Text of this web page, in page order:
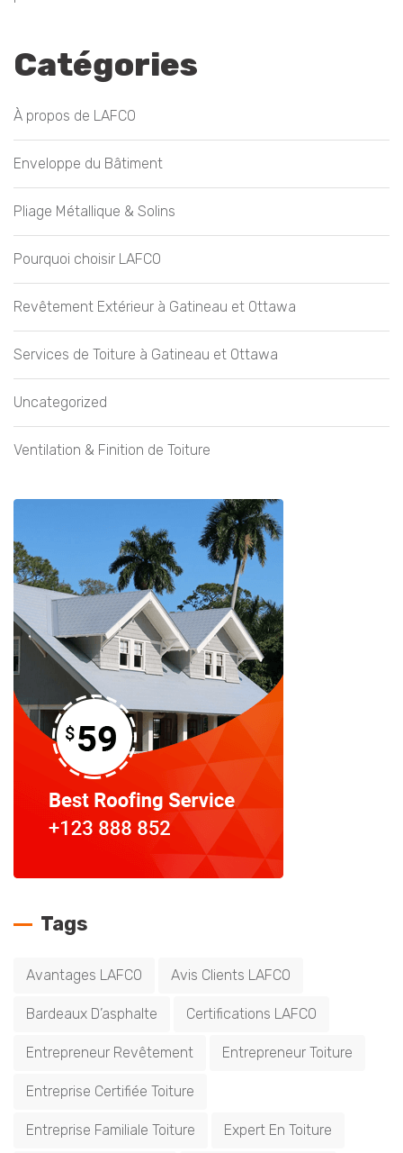
Catégories
À propos de LAFCO
Enveloppe du Bâtiment
Pliage Métallique & Solins
Pourquoi choisir LAFCO
Revêtement Extérieur à Gatineau et Ottawa
Services de Toiture à Gatineau et Ottawa
Uncategorized
Ventilation & Finition de Toiture
Tags
Avantages LAFCO Avis Clients LAFCO
Bardeaux D’asphalte Certifications LAFCO
Entrepreneur Revêtement Entrepreneur Toiture
Entreprise Certifiée Toiture
Entreprise Familiale Toiture Expert En Toiture